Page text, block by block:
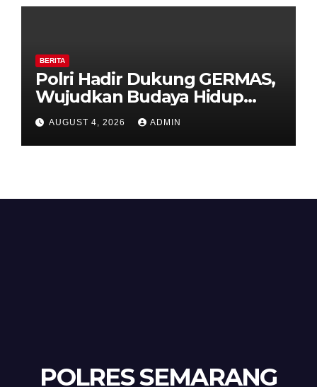
BERITA
Polri Hadir Dukung GERMAS,
Wujudkan Budaya Hidup
Sehat di Kecamatan Pabelan
AUGUST 4, 2026 ADMIN
POLRES SEMARANG